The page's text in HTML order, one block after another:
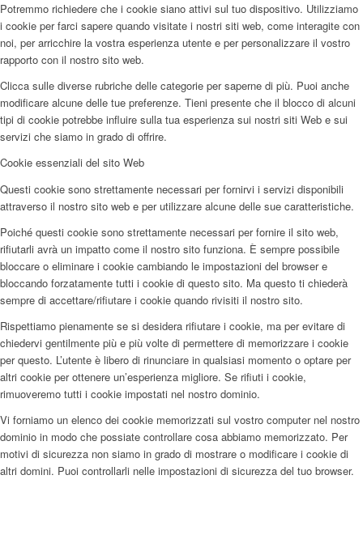
Potremmo richiedere che i cookie siano attivi sul tuo dispositivo. Utilizziamo
i cookie per farci sapere quando visitate i nostri siti web, come interagite con
noi, per arricchire la vostra esperienza utente e per personalizzare il vostro
rapporto con il nostro sito web.
Clicca sulle diverse rubriche delle categorie per saperne di più. Puoi anche
modificare alcune delle tue preferenze. Tieni presente che il blocco di alcuni
tipi di cookie potrebbe influire sulla tua esperienza sui nostri siti Web e sui
servizi che siamo in grado di offrire.
Cookie essenziali del sito Web
Questi cookie sono strettamente necessari per fornirvi i servizi disponibili
attraverso il nostro sito web e per utilizzare alcune delle sue caratteristiche.
Poiché questi cookie sono strettamente necessari per fornire il sito web,
rifiutarli avrà un impatto come il nostro sito funziona. È sempre possibile
bloccare o eliminare i cookie cambiando le impostazioni del browser e
bloccando forzatamente tutti i cookie di questo sito. Ma questo ti chiederà
sempre di accettare/rifiutare i cookie quando rivisiti il nostro sito.
Rispettiamo pienamente se si desidera rifiutare i cookie, ma per evitare di
chiedervi gentilmente più e più volte di permettere di memorizzare i cookie
per questo. L’utente è libero di rinunciare in qualsiasi momento o optare per
altri cookie per ottenere un’esperienza migliore. Se rifiuti i cookie,
rimuoveremo tutti i cookie impostati nel nostro dominio.
Vi forniamo un elenco dei cookie memorizzati sul vostro computer nel nostro
dominio in modo che possiate controllare cosa abbiamo memorizzato. Per
motivi di sicurezza non siamo in grado di mostrare o modificare i cookie di
altri domini. Puoi controllarli nelle impostazioni di sicurezza del tuo browser.